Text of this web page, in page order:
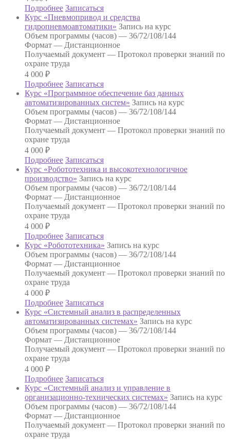
Подробнее Записаться
Курс «Пневмопривод и средства
гидропневмоавтоматики» Запись на курс
Объем программы (часов) — 36/72/108/144
Формат — Дистанционное
Получаемый документ — Протокол проверки знаний по
охране труда
4 000 ₽
Подробнее Записаться
Курс «Программное обеспечение баз данных
автоматизированных систем» Запись на курс
Объем программы (часов) — 36/72/108/144
Формат — Дистанционное
Получаемый документ — Протокол проверки знаний по
охране труда
4 000 ₽
Подробнее Записаться
Курс «Робототехника и высокотехнологичное
производство» Запись на курс
Объем программы (часов) — 36/72/108/144
Формат — Дистанционное
Получаемый документ — Протокол проверки знаний по
охране труда
4 000 ₽
Подробнее Записаться
Курс «Робототехника» Запись на курс
Объем программы (часов) — 36/72/108/144
Формат — Дистанционное
Получаемый документ — Протокол проверки знаний по
охране труда
4 000 ₽
Подробнее Записаться
Курс «Системный анализ в распределенных
автоматизированных системах» Запись на курс
Объем программы (часов) — 36/72/108/144
Формат — Дистанционное
Получаемый документ — Протокол проверки знаний по
охране труда
4 000 ₽
Подробнее Записаться
Курс «Системный анализ и управление в
организационно-технических системах» Запись на курс
Объем программы (часов) — 36/72/108/144
Формат — Дистанционное
Получаемый документ — Протокол проверки знаний по
охране труда